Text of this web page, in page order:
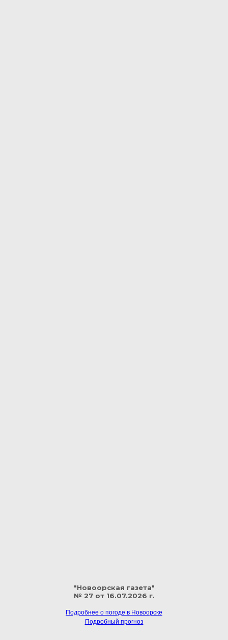
"Новоорская газета"
№ 27 от 16.07.2026 г.
Подробнее о погоде в Новоорске
Подробный прогноз